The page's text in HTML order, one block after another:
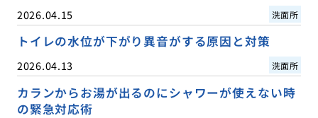
2026.04.15 洗面所
トイレの水位が下がり異音がする原因と対策
2026.04.13 洗面所
カランからお湯が出るのにシャワーが使えない時
の緊急対応術